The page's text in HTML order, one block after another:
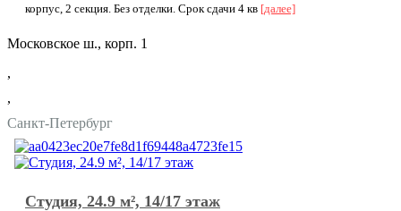
корпус, 2 секция. Без отделки. Срок сдачи 4 кв [далее]
Московское ш., корп. 1
,
,
Санкт-Петербург
Студия, 24.9 м², 14/17 этаж